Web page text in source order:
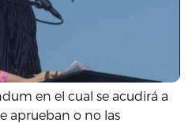
en el cual se acudirá a
aprueban o no las